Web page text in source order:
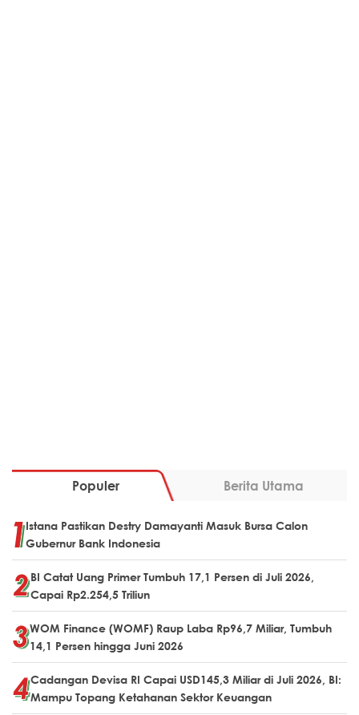
Populer Berita Utama
Istana Pastikan Destry Damayanti Masuk Bursa Calon
Gubernur Bank Indonesia
BI Catat Uang Primer Tumbuh 17,1 Persen di Juli 2026,
Capai Rp2.254,5 Triliun
WOM Finance (WOMF) Raup Laba Rp96,7 Miliar, Tumbuh
14,1 Persen hingga Juni 2026
Cadangan Devisa RI Capai USD145,3 Miliar di Juli 2026, BI:
Mampu Topang Ketahanan Sektor Keuangan